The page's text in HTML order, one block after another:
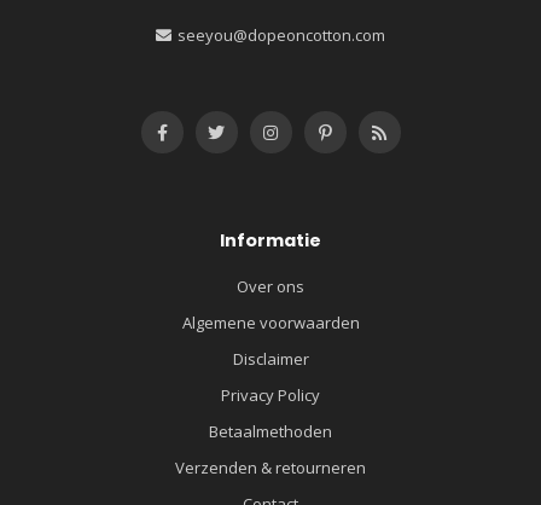
seeyou@dopeoncotton.com
Informatie
Over ons
Algemene voorwaarden
Disclaimer
Privacy Policy
Betaalmethoden
Verzenden & retourneren